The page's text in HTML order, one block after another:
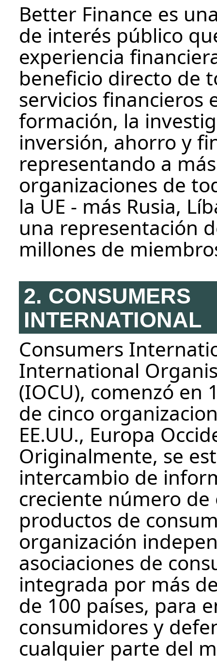
Better Finance es
de interés público
experiencia
beneficio directo de
servicios financieros
formación, la
inversión, ahorro y
representando a
organizaciones de
la UE - más Rusia,
una representación
millones de
2. CONSUMERS
INTERNATIONAL
Consumers
International
(IOCU), comenzó en
de cinco
EE.UU., Europa
Originalmente, se
intercambio de
creciente número
productos de
organización
asociaciones de
integrada por más
de 100 países, para
consumidores y
cualquier parte del